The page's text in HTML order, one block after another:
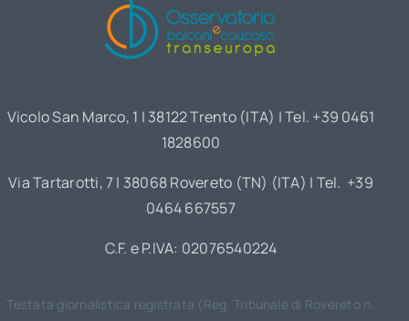
Vicolo San Marco, 1 | 38122 Trento (ITA) | Tel. +39 0461
1828600
Via Tartarotti, 7 | 38068 Rovereto (TN) (ITA) | Tel. +39
0464 667557
C.F. e P.IVA: 02076540224
Testata giornalistica registrata (Reg. Tribunale di Rovereto n.